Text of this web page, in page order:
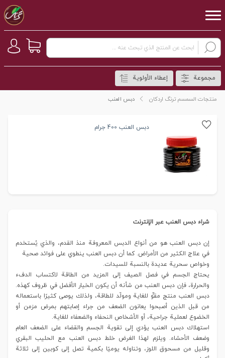
مجموعة إعطاء الأولوية
منتجات السمسم ترنگ اردکان دبس العنب
دبس العنب 400 جرام
شراء دبس العنب عبر الإنترنت
إن دبس العنب هو من أنواع الدبس المعروفة منذ القدم، والذي يُستخدم
في علاج الكثير من الأمراض. كما أن دبس العنب ينطوي على فوائد صحية
وخواص سحرية عديدة بالنسبة للسيدات.
يحتاج الجسم في فصل الصيف إلى المزيد من الطاقة لاكتساب الدفء
والحرارة، فإن دبس العنب من شأنه أن يكون الخيار الأفضل في ظروف كهذه.
دبس العنب منتج مقوٍّ للغاية ومولّد للطاقة، ولذلك يوصى كثيرًا باستعماله
من قبل الذين أصبحوا يعانون الضعف من جراء إصابتهم بمرض مزمن أو
الخضوع لعملية جراحية، أو الأشخاص النحفاء والضعفاء للغاية.
استهلاك دبس العنب يؤدي إلى تقوية الجسم والقضاء على الضعف العام
وضعف الأحشاء. ويلزم لهذا الغرض خلط دبس العنب مع الحليب البقري
وقليل من مسحوق اللوز، وتناوله يوميًا بكمية تصل إلى كوبين إلى ثلاثة